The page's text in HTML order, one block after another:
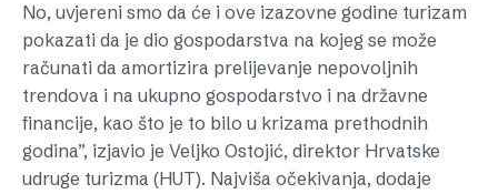
No, uvjereni smo da će i ove izazovne godine turizam
pokazati da je dio gospodarstva na kojeg se može
računati da amortizira prelijevanje nepovoljnih
trendova i na ukupno gospodarstvo i na državne
financije, kao što je to bilo u krizama prethodnih
godina”, izjavio je Veljko Ostojić, direktor Hrvatske
udruge turizma (HUT). Najviša očekivanja, dodaje